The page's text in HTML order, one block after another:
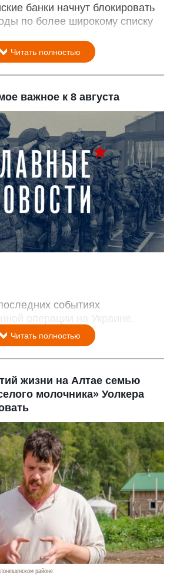
банки начнут блокировать
по более широкому списку
Читать полностью
важное к 8 августа
событиях
операции на Украине.
Читать полностью
жизни на Алтае семью
молочника» Уолкера
районе.